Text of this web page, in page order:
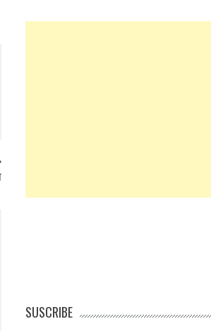
SUSCRIBE